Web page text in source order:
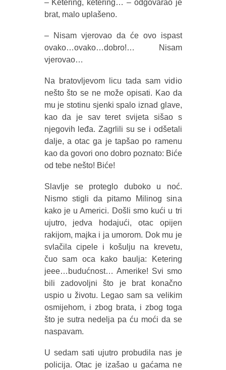
– Ketering, ketering… – odgovarao je
brat, malo uplašeno.
– Nisam vjerovao da će ovo ispast
ovako…ovako…dobro!… Nisam
vjerovao…
Na bratovljevom licu tada sam vidio
nešto što se ne može opisati. Kao da
mu je stotinu sjenki spalo iznad glave,
kao da je sav teret svijeta sišao s
njegovih leđa. Zagrlili su se i odšetali
dalje, a otac ga je tapšao po ramenu
kao da govori ono dobro poznato: Biće
od tebe nešto! Biće!
Slavlje se proteglo duboko u noć.
Nismo stigli da pitamo Milinog sina
kako je u Americi. Došli smo kući u tri
ujutro, jedva hodajući, otac opijen
rakijom, majka i ja umorom. Dok mu je
svlačila cipele i košulju na krevetu,
čuo sam oca kako baulja: Ketering
jeee…budućnost… Amerike! Svi smo
bili zadovoljni što je brat konačno
uspio u životu. Legao sam sa velikim
osmijehom, i zbog brata, i zbog toga
što je sutra nedelja pa ću moći da se
naspavam.
U sedam sati ujutro probudila nas je
policija. Otac je izašao u gaćama ne